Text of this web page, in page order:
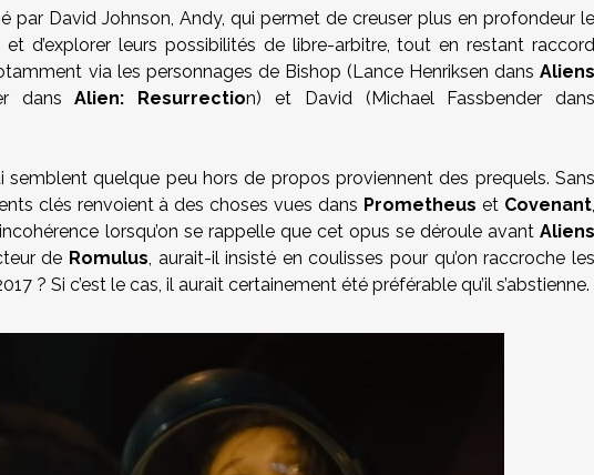
par David Johnson, Andy, qui permet de creuser plus en profondeur le
d’explorer leurs possibilités de libre-arbitre, tout en restant raccord
via les personnages de Bishop (Lance Henriksen dans Aliens
dansAlien: Resurrection) et David (Michael Fassbender
semblent quelque peu hors de propos proviennent des prequels. Sans
clés renvoient à des choses vues dans Prometheus et Covenant
lorsqu’on se rappelle que cet opus se déroule avant Aliens
de Romulus, aurait-il insisté en coulisses pour qu’on raccroche
? Si c’est le cas, il aurait certainement été préférable qu’il s’abstienne.